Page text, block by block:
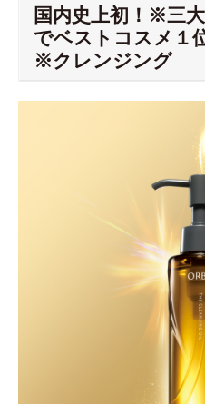
国内史上初！※三
でベストコスメ１
※クレンジング